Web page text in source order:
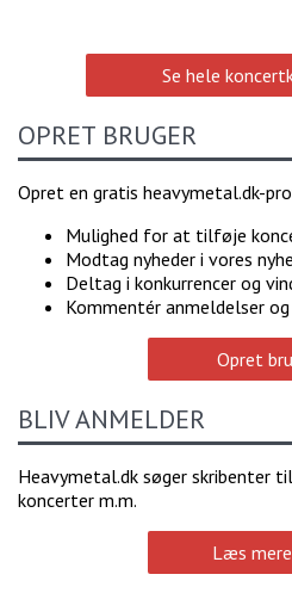
Se hele
OPRET BRUGER
Opret en gratis heavymetal.dk-
Mulighed for at tilføje
Modtag nyheder i vores
Deltag i konkurrencer og
Kommentér anmeldelser
Opret
BLIV ANMELDER
Heavymetal.dk søger skribenter
koncerter m.m.
Læs